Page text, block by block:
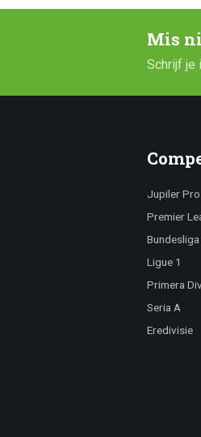
Mis
Schrijf je
Jupiler
Premier
Bundesliga
Ligue 1
Primera
Seria A
Eredivisie